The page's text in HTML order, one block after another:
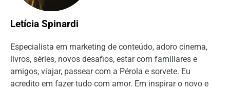
Letícia Spinardi
Especialista em marketing de conteúdo, adoro cinema,
livros, séries, novos desafios, estar com familiares e
amigos, viajar, passear com a Pérola e sorvete. Eu
acredito em fazer tudo com amor. Em inspirar o novo e